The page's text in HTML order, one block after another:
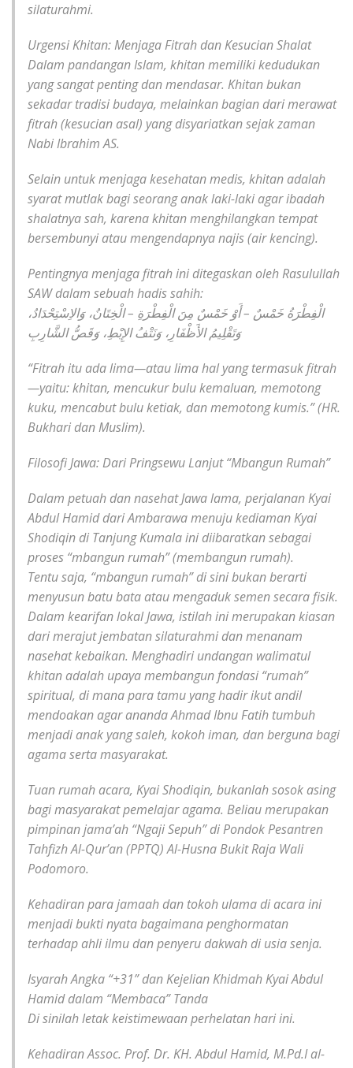
silaturahmi.
Urgensi Khitan: Menjaga Fitrah dan Kesucian Shalat
Dalam pandangan Islam, khitan memiliki kedudukan
yang sangat penting dan mendasar. Khitan bukan
sekadar tradisi budaya, melainkan bagian dari merawat
fitrah (kesucian asal) yang disyariatkan sejak zaman
Nabi Ibrahim AS.
Selain untuk menjaga kesehatan medis, khitan adalah
syarat mutlak bagi seorang anak laki-laki agar ibadah
shalatnya sah, karena khitan menghilangkan tempat
bersembunyi atau mengendapnya najis (air kencing).
Pentingnya menjaga fitrah ini ditegaskan oleh Rasulullah
SAW dalam sebuah hadis sahih:
الْفِطْرَةُ خَمْسٌ – أَوْ خَمْسٌ مِنَ الْفِطْرَةِ – الْخِتَانُ، وَالاِسْتِحْدَادُ،
وَتَقْلِيمُ الأَظْفَارِ، وَنَتْفُ الإِبْطِ، وَقَصُّ الشَّارِبِ
“Fitrah itu ada lima—atau lima hal yang termasuk fitrah
—yaitu: khitan, mencukur bulu kemaluan, memotong
kuku, mencabut bulu ketiak, dan memotong kumis.” (HR.
Bukhari dan Muslim).
Filosofi Jawa: Dari Pringsewu Lanjut “Mbangun Rumah”
Dalam petuah dan nasehat Jawa lama, perjalanan Kyai
Abdul Hamid dari Ambarawa menuju kediaman Kyai
Shodiqin di Tanjung Kumala ini diibaratkan sebagai
proses “mbangun rumah” (membangun rumah).
Tentu saja, “mbangun rumah” di sini bukan berarti
menyusun batu bata atau mengaduk semen secara fisik.
Dalam kearifan lokal Jawa, istilah ini merupakan kiasan
dari merajut jembatan silaturahmi dan menanam
nasehat kebaikan. Menghadiri undangan walimatul
khitan adalah upaya membangun fondasi “rumah”
spiritual, di mana para tamu yang hadir ikut andil
mendoakan agar ananda Ahmad Ibnu Fatih tumbuh
menjadi anak yang saleh, kokoh iman, dan berguna bagi
agama serta masyarakat.
Tuan rumah acara, Kyai Shodiqin, bukanlah sosok asing
bagi masyarakat pemelajar agama. Beliau merupakan
pimpinan jama’ah “Ngaji Sepuh” di Pondok Pesantren
Tahfizh Al-Qur’an (PPTQ) Al-Husna Bukit Raja Wali
Podomoro.
Kehadiran para jamaah dan tokoh ulama di acara ini
menjadi bukti nyata bagaimana penghormatan
terhadap ahli ilmu dan penyeru dakwah di usia senja.
Isyarah Angka “+31” dan Kejelian Khidmah Kyai Abdul
Hamid dalam “Membaca” Tanda
Di sinilah letak keistimewaan perhelatan hari ini.
Kehadiran Assoc. Prof. Dr. KH. Abdul Hamid, M.Pd.I al-